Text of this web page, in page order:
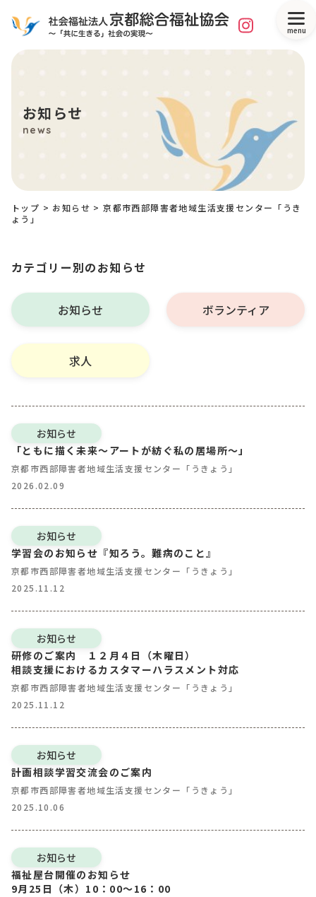
menu
お知らせ
news
トップ > お知らせ >京都市西部障害者地域生活支援センター「うき
ょう」
カテゴリー別のお知らせ
お知らせ ボランティア
求人
お知らせ
「ともに描く未来～アートが紡ぐ私の居場所～」
京都市西部障害者地域生活支援センター「うきょう」
2026.02.09
お知らせ
学習会のお知らせ『知ろう。難病のこと』
京都市西部障害者地域生活支援センター「うきょう」
2025.11.12
お知らせ
研修のご案内 １２月４日（木曜日）
相談支援におけるカスタマーハラスメント対応
京都市西部障害者地域生活支援センター「うきょう」
2025.11.12
お知らせ
計画相談学習交流会のご案内
京都市西部障害者地域生活支援センター「うきょう」
2025.10.06
お知らせ
福祉屋台開催のお知らせ
9月25日（木）10：00～16：00